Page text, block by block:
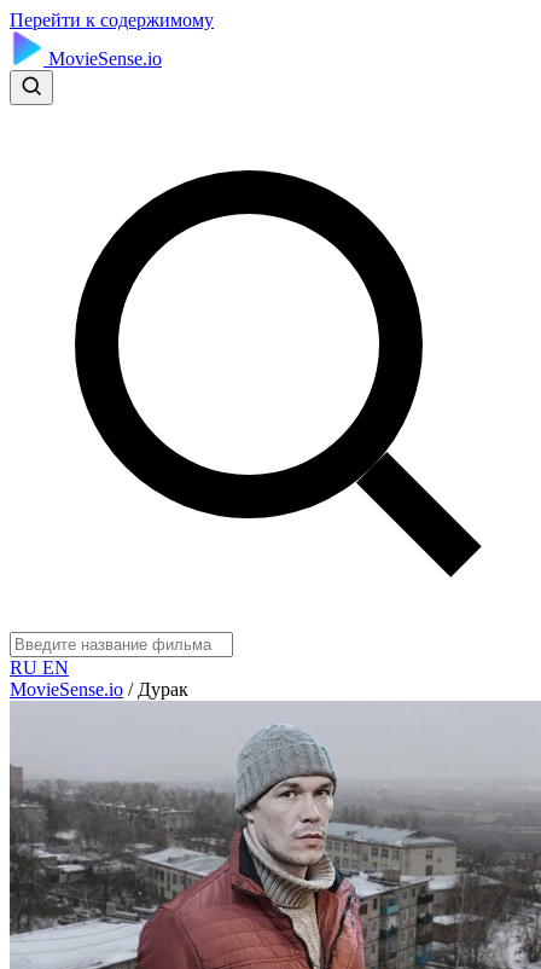
Перейти к содержимому
MovieSense.io
RU EN
MovieSense.io / Дурак